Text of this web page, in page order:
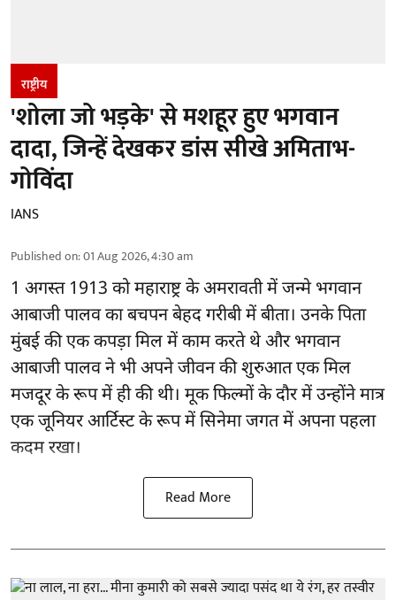
राष्ट्रीय
'शोला जो भड़के' से मशहूर हुए भगवान
दादा, जिन्हें देखकर डांस सीखे अमिताभ-
गोविंदा
IANS
Published on:01 Aug 2026, 4:30 am
1 अगस्त 1913 को महाराष्ट्र के अमरावती में जन्मे भगवान
आबाजी पालव का बचपन बेहद गरीबी में बीता। उनके पिता
मुंबई की एक कपड़ा मिल में काम करते थे और भगवान
आबाजी पालव ने भी अपने जीवन की शुरुआत एक मिल
मजदूर के रूप में ही की थी। मूक फिल्मों के दौर में उन्होंने मात्र
एक जूनियर आर्टिस्ट के रूप में सिनेमा जगत में अपना पहला
कदम रखा।
Read More